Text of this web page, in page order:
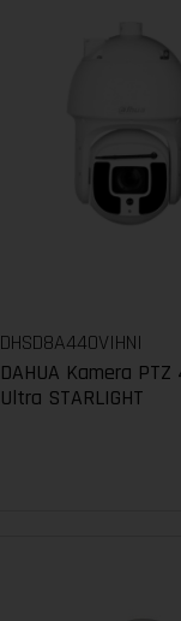
DHSD8A440VIHNI
DAHUA Kamera PTZ
Ultra STARLIGHT